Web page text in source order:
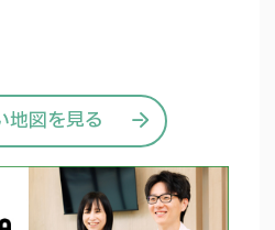
地図を見る